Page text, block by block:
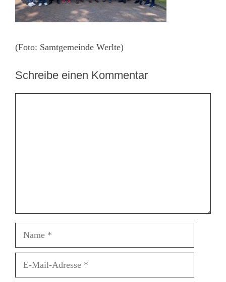
(Foto: Samtgemeinde Werlte)
Schreibe einen Kommentar